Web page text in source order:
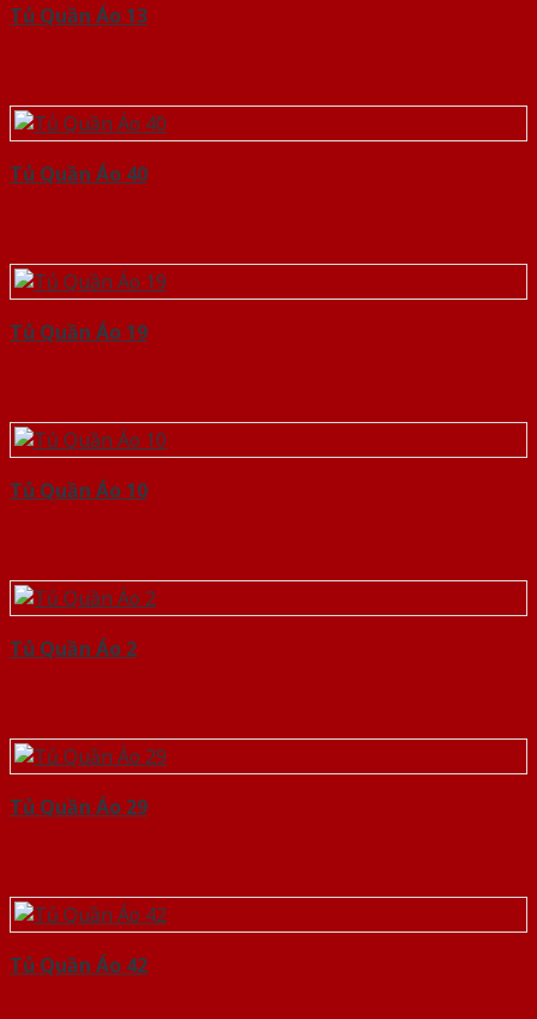
Tủ Quần Áo 13
Tủ Quần Áo 40
Tủ Quần Áo 19
Tủ Quần Áo 10
Tủ Quần Áo 2
Tủ Quần Áo 29
Tủ Quần Áo 42